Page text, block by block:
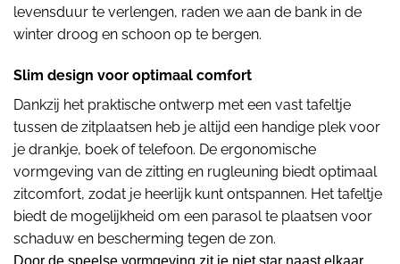
levensduur te verlengen, raden we aan de bank in de
winter droog en schoon op te bergen.
Slim design voor optimaal comfort
Dankzij het praktische ontwerp met een vast tafeltje
tussen de zitplaatsen heb je altijd een handige plek voor
je drankje, boek of telefoon. De ergonomische
vormgeving van de zitting en rugleuning biedt optimaal
zitcomfort, zodat je heerlijk kunt ontspannen. Het tafeltje
biedt de mogelijkheid om een parasol te plaatsen voor
schaduw en bescherming tegen de zon.
Door de speelse vormgeving zit je niet star naast elkaar